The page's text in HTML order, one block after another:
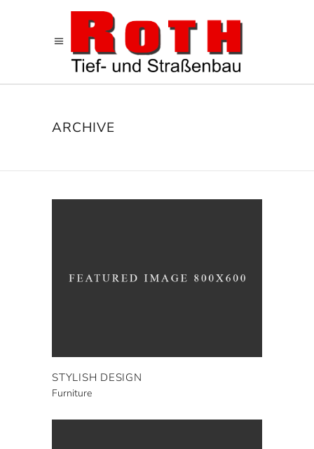
ARCHIVE
STYLISH DESIGN
Furniture